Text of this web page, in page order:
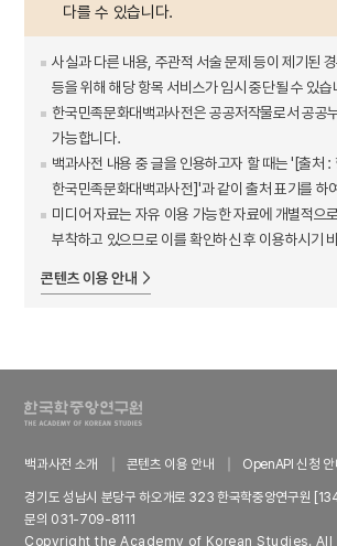
다를 수 있습니다.
사실과 다른 내용, 주관적 서술 문제 등이 제기된
등을 위해 해당 항목 서비스가 임시 중단될 수 있습
한국민족문화대백과사전은 공공저작물로서 공공
가능합니다.
백과사전 내용 중 글을 인용하고자 할 때는 '[출처 :
한국민족문화대백과사전]'과 같이 출처 표기를 하
미디어 자료는 자유 이용 가능한 자료에 개별적으
부착하고 있으므로 이를 확인하신 후 이용하시기
콘텐츠 이용 안내
백과사전 소개 콘텐츠 이용 안내
OpenAPI 신청 안
경기도 성남시 분당구 하오개로 323 한국학중앙연구원
문의 031-709-8111
Copyright the Academy of Korean Studies. All